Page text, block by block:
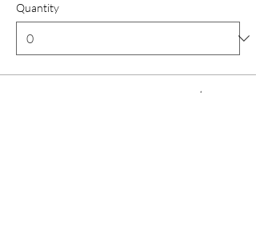
Quantity
$0.00